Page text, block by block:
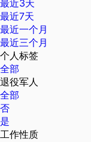
最近3天
最近7天
最近一个月
最近三个月
个人标签
全部
退役军人
全部
否
是
工作性质